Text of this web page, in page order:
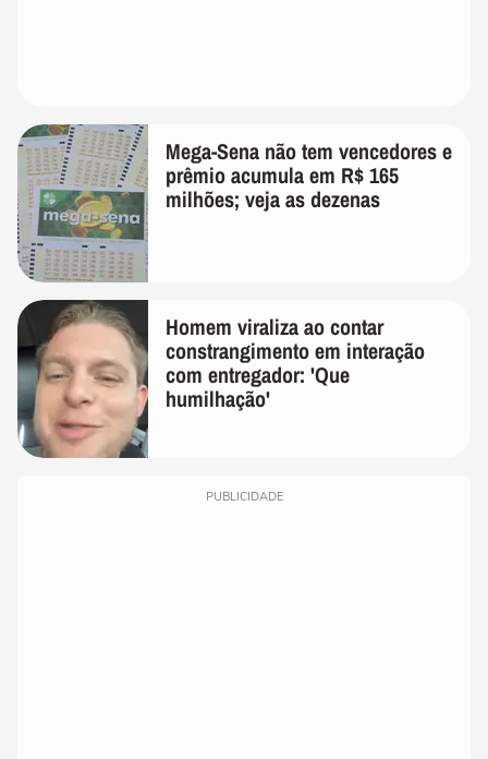
Mega-Sena não tem vencedores e
prêmio acumula em R$ 165
milhões; veja as dezenas
Homem viraliza ao contar
constrangimento em interação
com entregador: 'Que
humilhação'
PUBLICIDADE